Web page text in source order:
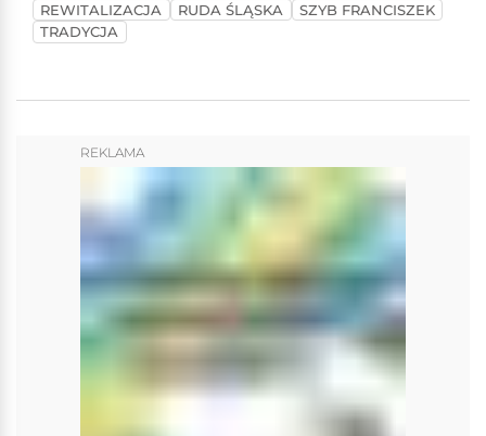
REWITALIZACJA
RUDA ŚLĄSKA
SZYB FRANCISZEK
TRADYCJA
REKLAMA